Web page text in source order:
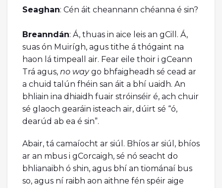
Seaghan: Cén áit cheannann chéanna é sin?
Breanndán: Á, thuas in aice leis an gCill. Á,
suas ón Muirígh, agus tithe á thógaint na
haon lá timpeall air. Fear eile thoir i gCeann
Trá agus, no waygo bhfaigheadh sé cead ar
a chuid talún fhéin san áit a bhí uaidh. An
bhliain ina dhiaidh fuair stróinséir é, ach chuir
sé glaoch gearáin isteach air, dúirt sé “ó,
dearúd ab ea é sin”.
Abair, tá camaíocht ar siúl. Bhíos ar siúl, bhíos
ar an mbus i gCorcaigh, sé nó seacht do
bhlianaibh ó shin, agus bhí an tiománaí bus
so, agus ní raibh aon aithne fén spéir aige